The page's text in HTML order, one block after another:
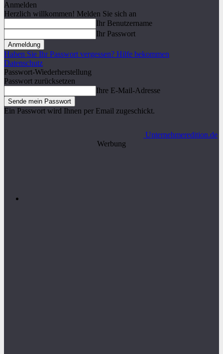
Anmelden
Herzlich willkommen! Melden Sie sich an
Ihr Benutzername
Ihr Passwort
Haben Sie Ihr Passwort vergessen? Hilfe bekommen
Datenschutz
Passwort-Wiederherstellung
Passwort zurücksetzen
Ihre E-Mail-Adresse
Ein Passwort wird Ihnen per Email zugeschickt.
Unternehmeredition.de
Werbung